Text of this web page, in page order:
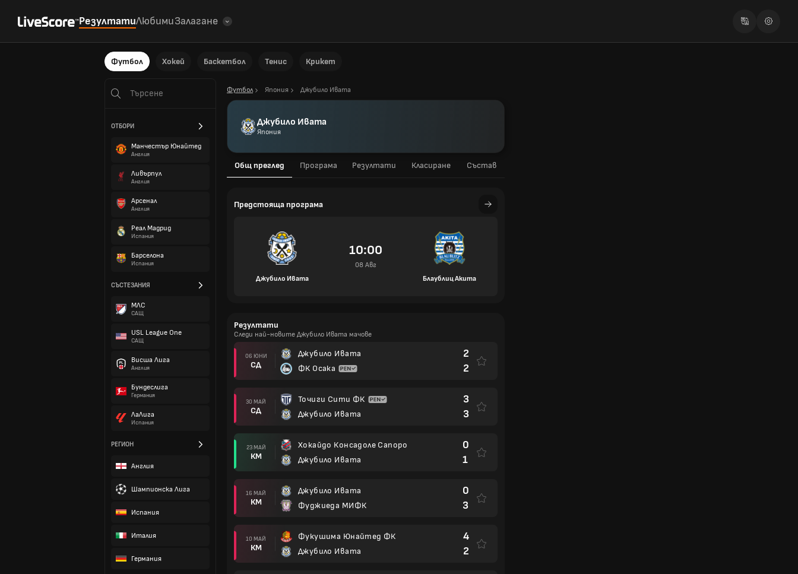
РезултатиЛюбимиЗалагане
Футбол Хокей Баскетбол Тенис Крикет
ОТБОРИ
Манчестър Юнайтед
Англия
Ливърпул
Англия
Арсенал
Англия
Реал Мадрид
Испания
Барселона
Испания
СЪСТЕЗАНИЯ
МЛС
САЩ
USL League One
САЩ
Висша Лига
Англия
Бундеслига
Германия
ЛаЛига
Испания
РЕГИОН
Англия
Шампионска Лига
Испания
Италия
Германия
Футбол Япония Джубило Ивата
Джубило Ивата
Япония
Общ преглед Програма Резултати Класиране Състав
Предстояща програма
Джубило Ивата
10:00
08 Авг
Блаублиц Акита
Резултати
Следи най-новите Джубило Ивата мачове
06 ЮНИ
СД
Джубило Ивата
ФК Осака
2
2
30 МАЙ
СД
Точиги Сити ФК
Джубило Ивата
3
3
23 МАЙ
КМ
Хокайдо Консадоле Сапоро
Джубило Ивата
0
1
16 МАЙ
КМ
Джубило Ивата
Фуджиеда МИФК
0
3
10 МАЙ
КМ
Фукушима Юнайтед ФК
Джубило Ивата
4
2